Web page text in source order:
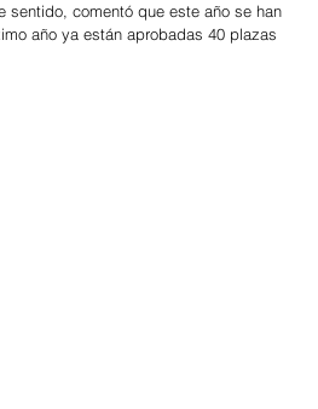
sentido, comentó que este año se han
año ya están aprobadas 40 plazas